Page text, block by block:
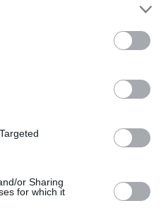
or Sharing
for which it